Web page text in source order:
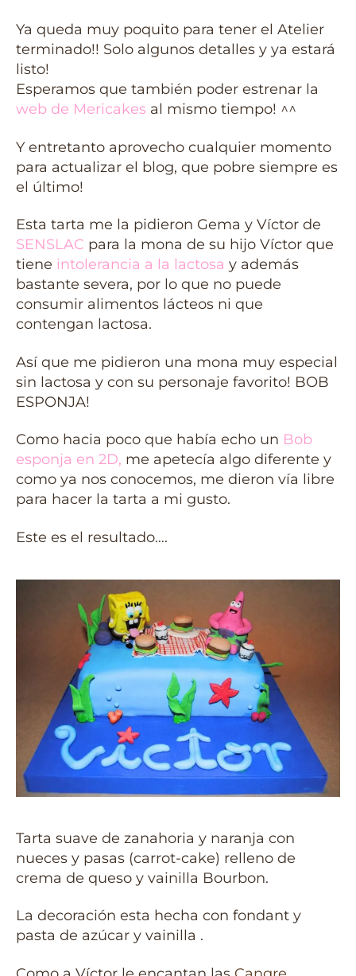
Ya queda muy poquito para tener el Atelier
terminado!! Solo algunos detalles y ya estará
listo!
Esperamos que también poder estrenar la
web de Mericakes al mismo tiempo! ^^
Y entretanto aprovecho cualquier momento
para actualizar el blog, que pobre siempre es
el último!
Esta tarta me la pidieron Gema y Víctor de
SENSLAC para la mona de su hijo Víctor que
tiene intolerancia a la lactosa y además
bastante severa, por lo que no puede
consumir alimentos lácteos ni que
contengan lactosa.
Así que me pidieron una mona muy especial
sin lactosa y con su personaje favorito! BOB
ESPONJA!
Como hacia poco que había echo un Bob
esponja en 2D, me apetecía algo diferente y
como ya nos conocemos, me dieron vía libre
para hacer la tarta a mi gusto.
Este es el resultado….
Tarta suave de zanahoria y naranja con
nueces y pasas (carrot-cake) relleno de
crema de queso y vainilla Bourbon.
La decoración esta hecha con fondant y
pasta de azúcar y vainilla .